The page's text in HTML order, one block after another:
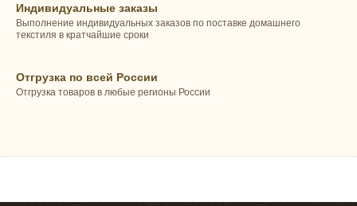
Индивидуальные заказы
Выполнение индивидуальных заказов по поставке домашнего
текстиля в кратчайшие сроки
Отгрузка по всей России
Отгрузка товаров в любые регионы России